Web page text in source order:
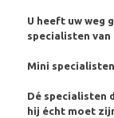
U heeft uw weg
specialisten van
Mini
Dé specialisten
hij écht moet